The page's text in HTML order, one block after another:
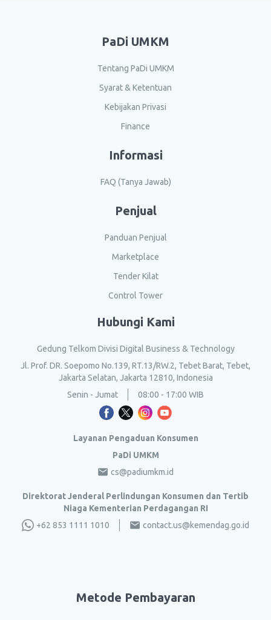
PaDi UMKM
Tentang PaDi UMKM
Syarat & Ketentuan
Kebijakan Privasi
Finance
Informasi
FAQ (Tanya Jawab)
Penjual
Panduan Penjual
Marketplace
Tender Kilat
Control Tower
Hubungi Kami
Gedung Telkom Divisi Digital Business & Technology
Jl. Prof. DR. Soepomo No.139, RT.13/RW.2, Tebet Barat, Tebet,
Jakarta Selatan, Jakarta 12810, Indonesia
Senin - Jumat
08:00 - 17:00 WIB
Layanan Pengaduan Konsumen
PaDi UMKM
cs@padiumkm.id
Direktorat Jenderal Perlindungan Konsumen dan Tertib
Niaga Kementerian Perdagangan RI
+62 853 1111 1010
contact.us@kemendag.go.id
Metode Pembayaran